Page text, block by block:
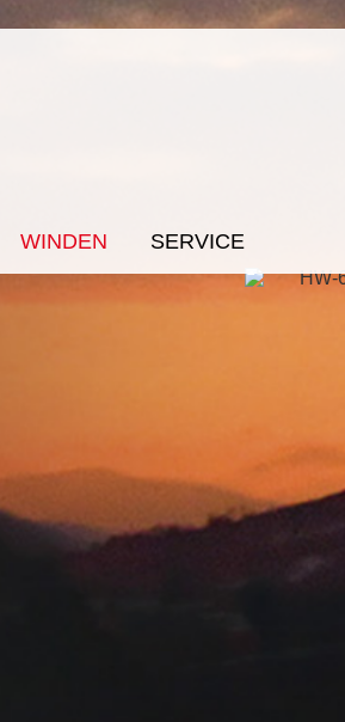
WINDEN SERVICE